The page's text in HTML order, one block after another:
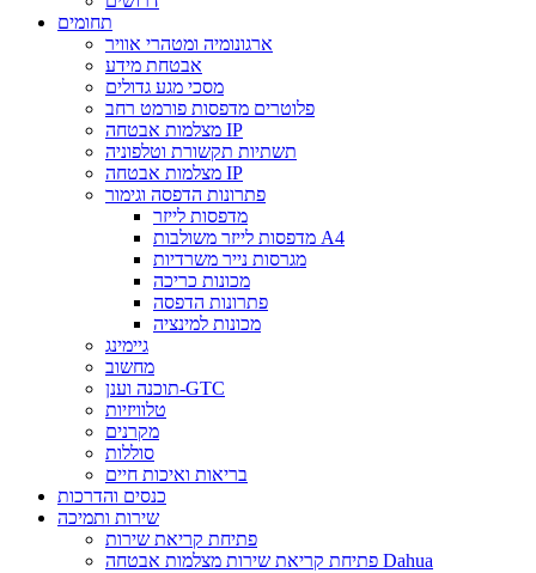
תחומים
ארגונומיה ומטהרי אוויר
אבטחת מידע
מסכי מגע גדולים
פלוטרים מדפסות פורמט רחב
מצלמות אבטחה IP
תשתיות תקשורת וטלפוניה
מצלמות אבטחה IP
פתרונות הדפסה וגימור
מדפסות לייזר
מדפסות לייזר משולבות A4
מגרסות נייר משרדיות
מכונות כריכה
פתרונות הדפסה
מכונות למינציה
גיימינג
מחשוב
תוכנה וענן-GTC
טלוויזיות
מקרנים
סוללות
בריאות ואיכות חיים
כנסים והדרכות
שירות ותמיכה
פתיחת קריאת שירות
פתיחת קריאת שירות מצלמות אבטחה Dahua